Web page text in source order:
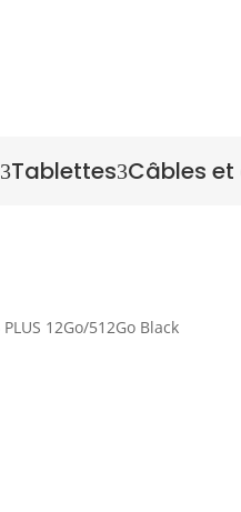
3Tablettes3Câbles